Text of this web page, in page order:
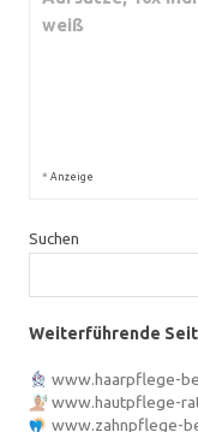
weiß
* Anzeige
Suchen
Weiterführende
www.haarpflege-
www.hautpflege-
www.zahnpflege-